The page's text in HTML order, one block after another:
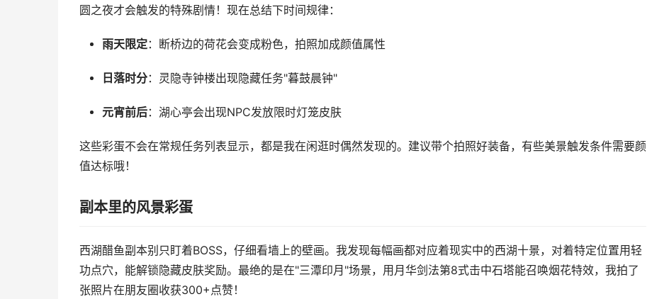
圆之夜才会触发的特殊剧情！现在总结下时间规律：
雨天限定：断桥边的荷花会变成粉色，拍照加成颜值属性
日落时分：灵隐寺钟楼出现隐藏任务"暮鼓晨钟"
元宵前后：湖心亭会出现NPC发放限时灯笼皮肤
这些彩蛋不会在常规任务列表显示，都是我在闲逛时偶然发现的。建议带个拍照好装备，有些美景触发条件需要颜
值达标哦！
副本里的风景彩蛋
西湖醋鱼副本别只盯着BOSS，仔细看墙上的壁画。我发现每幅画都对应着现实中的西湖十景，对着特定位置用轻
功点穴，能解锁隐藏皮肤奖励。最绝的是在"三潭印月"场景，用月华剑法第8式击中石塔能召唤烟花特效，我拍了
张照片在朋友圈收获300+点赞！